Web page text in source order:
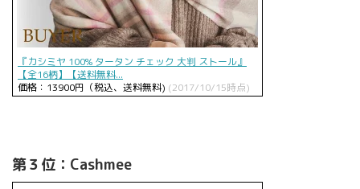
『カシミヤ 100% タータン チェック 大判 ストール』
【全16柄】【送料無料...
価格：13900円（税込、送料無料) (2017/10/15時点)
第３位：Cashmee